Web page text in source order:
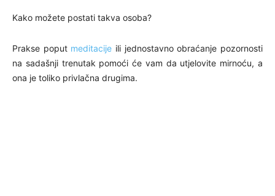
Kako možete postati takva osoba?
Prakse poput meditacije ili jednostavno obraćanje pozornosti
na sadašnji trenutak pomoći će vam da utjelovite mirnoću, a
ona je toliko privlačna drugima.